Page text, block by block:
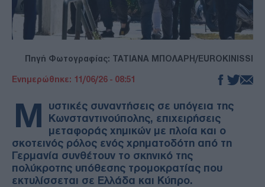
Πηγή Φωτογραφίας: ΤΑΤΙΑΝΑ ΜΠΟΛΑΡΗ/EUROKINISSI
Ενημερώθηκε: 11/06/26 - 08:51
Μ
υστικές συναντήσεις σε υπόγεια της
Κωνσταντινούπολης, επιχειρήσεις
μεταφοράς χημικών με πλοία και ο
σκοτεινός ρόλος ενός χρηματοδότη από τη
Γερμανία συνθέτουν το σκηνικό της
πολύκροτης υπόθεσης τρομοκρατίας που
εκτυλίσσεται σε Ελλάδα και Κύπρο.